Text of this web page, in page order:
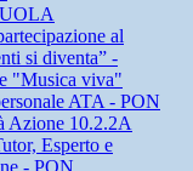
al
si diventa” -
"Musica viva"
ATA - PON
Azione 10.2.2A
Esperto e